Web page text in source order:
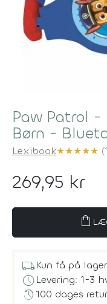
Paw Patrol -
Børn -
Lexibook★★★★★
269,95 kr
shopping_bag
local_shippingKun få på lager
scheduleLevering: 1-3
history100 dages